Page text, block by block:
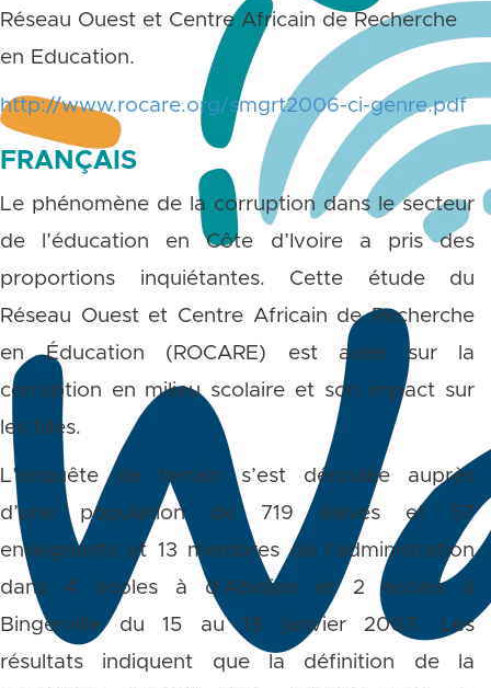
Réseau Ouest et Centre Africain de Recherche
en Education.
http://www.rocare.org/smgrt2006-ci-genre.pdf
FRANÇAIS
Le phénomène de la corruption dans le secteur
de l’éducation en Côte d’Ivoire a pris des
proportions inquiétantes. Cette étude du
Réseau Ouest et Centre Africain de Recherche
en Éducation (ROCARE) est axée sur la
corruption en milieu scolaire et son impact sur
les filles.
L’enquête de terrain s’est déroulée auprès
d’une population de 719 élèves et 57
enseignants et 13 membres de l’administration
dans 4 écoles à d’Abidjan et 2 écoles à
Bingerville du 15 au 19 janvier 2007. Les
résultats indiquent que la définition de la